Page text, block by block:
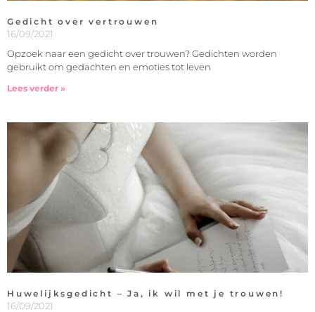
Gedicht over vertrouwen
16/09/2021
Opzoek naar een gedicht over trouwen? Gedichten worden
gebruikt om gedachten en emoties tot leven
Lees verder »
Huwelijksgedicht – Ja, ik wil met je trouwen!
16/09/2021